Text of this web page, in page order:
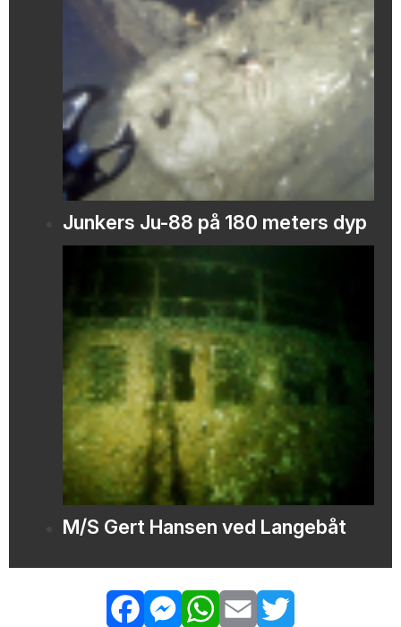
Junkers Ju-88 på 180 meters dyp
M/S Gert Hansen ved Langebåt